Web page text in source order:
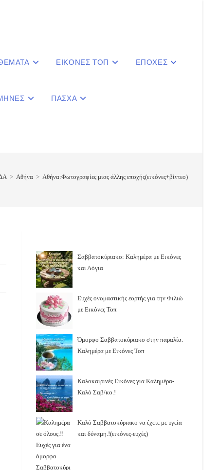
ΕΙΚΟΝΕΣ ΤΟΠ ΕΠΟΧΕΣ
ΠΑΣΧΑ
> Αθήνα > Αθήνα:Φωτογραφίες μιας άλλης εποχής(εικόνες+βίντεο)
Σαββατοκύριακο: Καλημέρα με Εικόνες
και Λόγια
Ευχές ονομαστικής εορτής για την Φιλιώ
με Εικόνες Τοπ
Όμορφο Σαββατοκύριακο στην παραλία.
Καλημέρα με Εικόνες Τοπ
Καλοκαιρινές Εικόνες για Καλημέρα-
Καλό Σαβ/κο.!
Καλό Σαββατοκύριακο να έχετε με υγεία
και δύναμη.!(εικόνες-ευχές)